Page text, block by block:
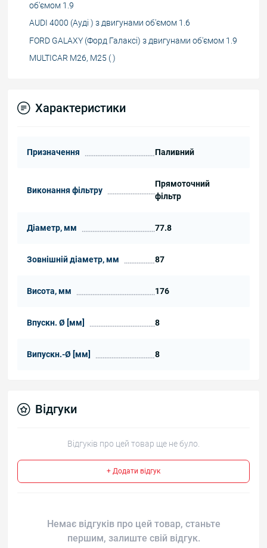
об'ємом 1.9
AUDI 4000 (Ауді ) з двигунами об'ємом 1.6
FORD GALAXY (Форд Галаксі) з двигунами об'ємом 1.9
MULTICAR M26, M25 ( )
Характеристики
Призначення Паливний
Виконання фільтру
Прямоточний
фільтр
Діаметр, мм 77.8
Зовнішній діаметр, мм 87
Висота, мм 176
Впускн. Ø [мм] 8
Випускн.-Ø [мм] 8
Відгуки
Відгуків про цей товар ще не було.
+ Додати відгук
Немає відгуків про цей товар, станьте
першим, залиште свій відгук.